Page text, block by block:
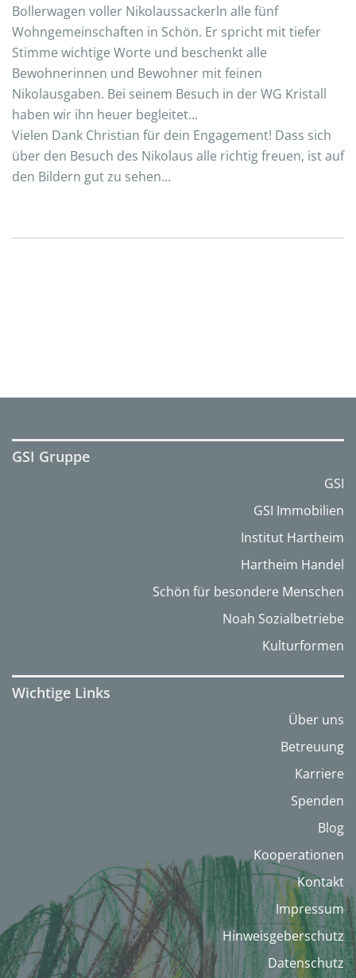
Bollerwagen voller Nikolaussackerln alle fünf
Wohngemeinschaften in Schön. Er spricht mit tiefer
Stimme wichtige Worte und beschenkt alle
Bewohnerinnen und Bewohner mit feinen
Nikolausgaben. Bei seinem Besuch in der WG Kristall
haben wir ihn heuer begleitet...
Vielen Dank Christian für dein Engagement! Dass sich
über den Besuch des Nikolaus alle richtig freuen, ist auf
den Bildern gut zu sehen...
GSI Gruppe
GSI
GSI Immobilien
Institut Hartheim
Hartheim Handel
Schön für besondere Menschen
Noah Sozialbetriebe
Kulturformen
Wichtige Links
Über uns
Betreuung
Karriere
Spenden
Blog
Kooperationen
Kontakt
Impressum
Hinweisgeberschutz
Datenschutz